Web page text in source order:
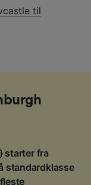
til
starter fra
standardklasse